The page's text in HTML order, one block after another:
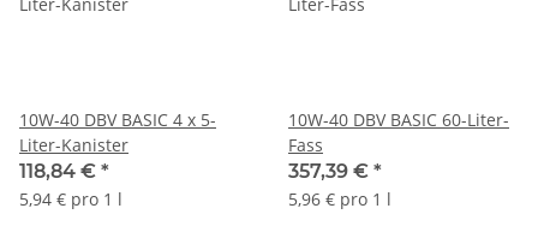
10W-40 DBV BASIC 4 x 5-
Liter-Kanister
118,84 € *
5,94 € pro 1 l
10W-40 DBV BASIC 60-Liter-
Fass
357,39 € *
5,96 € pro 1 l